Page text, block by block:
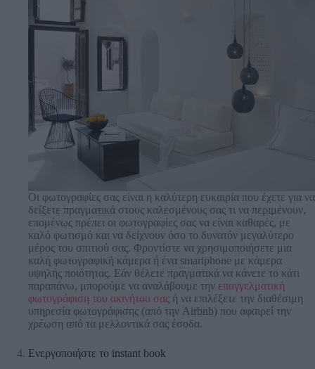
Οι φωτογραφίες σας είναι η καλύτερη ευκαιρία που έχετε για να
δείξετε πραγματικά στους καλεσμένους σας τι να περιμένουν,
επομένως πρέπει οι φωτογραφίες σας να είναι καθαρές, με
καλό φωτισμό και να δείχνουν όσο το δυνατόν μεγαλύτερο
μέρος του σπιτιού σας. Φροντίστε να χρησιμοποιήσετε μια
καλή φωτογραφική κάμερα ή ένα smartphone με κάμερα
υψηλής ποιότητας. Εάν θέλετε πραγματικά να κάνετε το κάτι
παραπάνω, μπορούμε να αναλάβουμε την επαγγελματική
φωτογράφιση του ακινήτου σας ή να επιλέξετε την διαθέσιμη
υπηρεσία φωτογράφισης (από την Airbnb) που αφαιρεί την
χρέωση από τα μελλοντικά σας έσοδα.
Ενεργοποιήστε το instant book